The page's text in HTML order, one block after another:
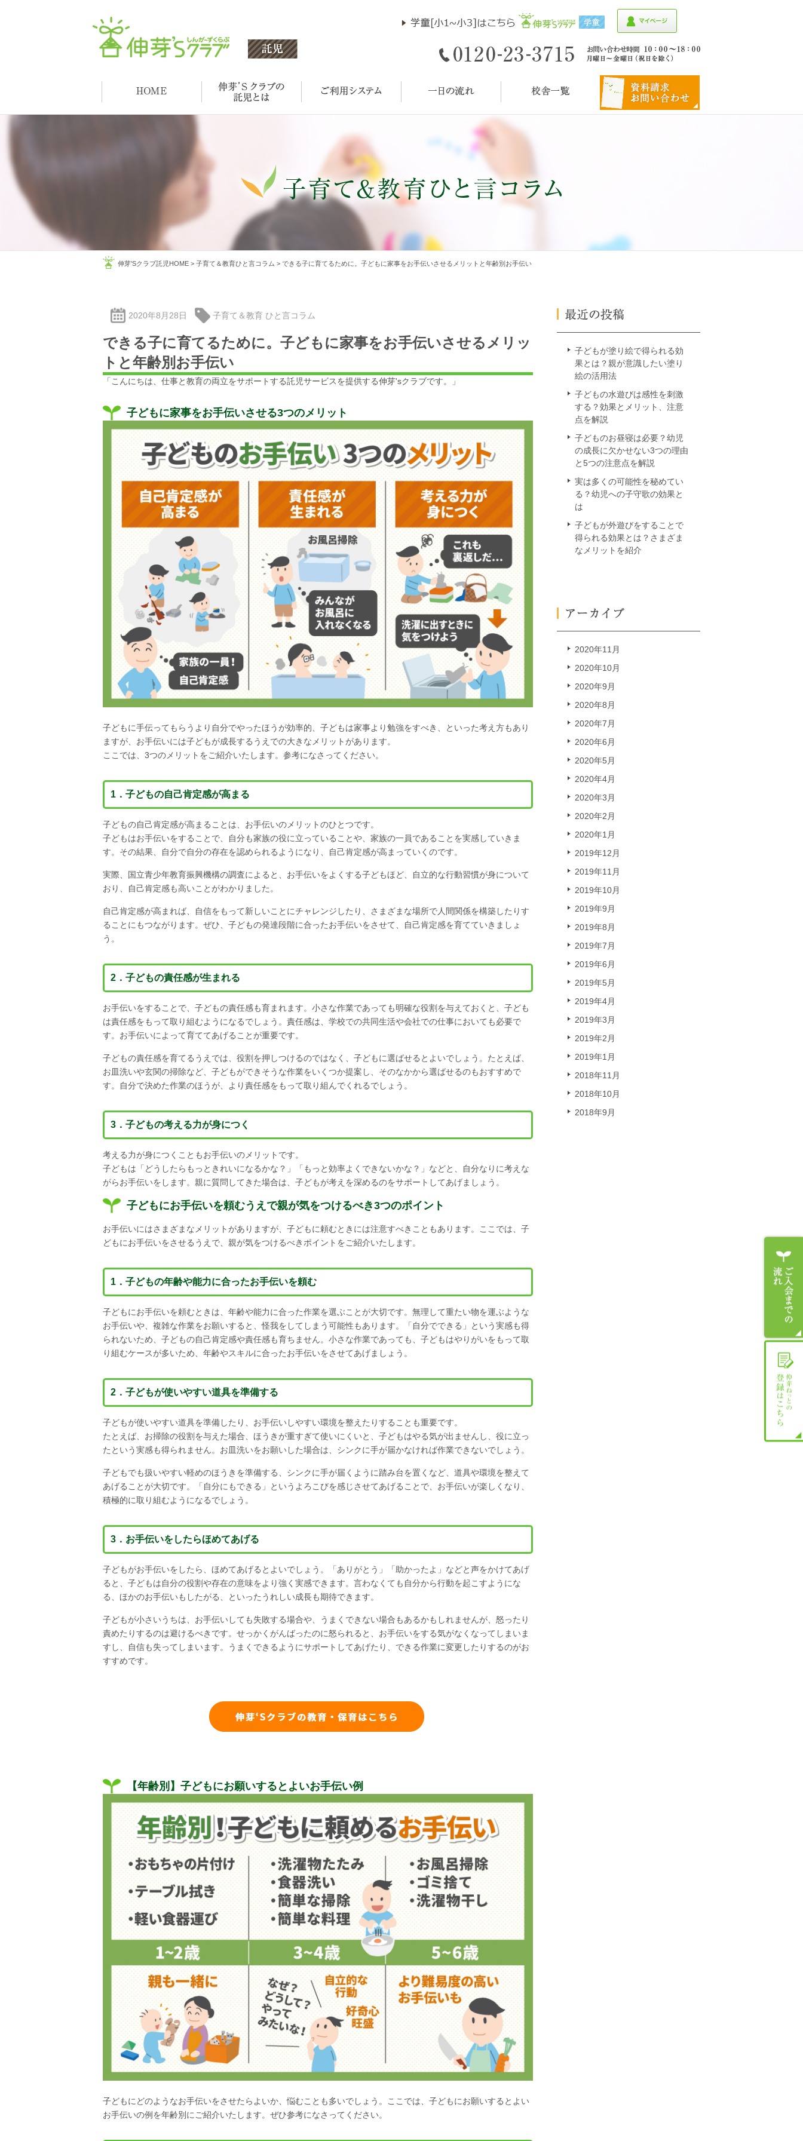
伸芽'Sクラブ託児HOME > 子育て＆教育ひと言コラム > できる子に育てるために。子どもに家事をお手伝いさせるメリットと年齢別お手伝い
2020年8月28日 子育て＆教育 ひと言コラム
できる子に育てるために。子どもに家事をお手伝いさせるメリッ
トと年齢別お手伝い
「こんにちは、 仕事と教育の両立をサポートする託児サービスを提供する伸芽'sクラブです。」
子どもに家事をお手伝いさせる3つのメリット
子どもに手伝ってもらうより自分でやったほうが効率的、子どもは家事より勉強をすべき、といった考え方もあり
ますが、お手伝いには子どもが成長するうえでの大きなメリットがあります。
ここでは、3つのメリットをご紹介いたします。参考になさってください。
1．子どもの自己肯定感が高まる
子どもの自己肯定感が高まることは、お手伝いのメリットのひとつです。
子どもはお手伝いをすることで、自分も家族の役に立っていることや、家族の一員であることを実感していきま
す。その結果、自分で自分の存在を認められるようになり、自己肯定感が高まっていくのです。
実際、国立青少年教育振興機構の調査によると、お手伝いをよくする子どもほど、自立的な行動習慣が身について
おり、自己肯定感も高いことがわかりました。
自己肯定感が高まれば、自信をもって新しいことにチャレンジしたり、さまざまな場所で人間関係を構築したりす
ることにもつながります。ぜひ、子どもの発達段階に合ったお手伝いをさせて、自己肯定感を育てていきましょ
う。
2．子どもの責任感が生まれる
お手伝いをすることで、子どもの責任感も育まれます。小さな作業であっても明確な役割を与えておくと、子ども
は責任感をもって取り組むようになるでしょう。責任感は、学校での共同生活や会社での仕事においても必要で
す。お手伝いによって育ててあげることが重要です。
子どもの責任感を育てるうえでは、役割を押しつけるのではなく、子どもに選ばせるとよいでしょう。たとえば、
お皿洗いや玄関の掃除など、子どもができそうな作業をいくつか提案し、そのなかから選ばせるのもおすすめで
す。自分で決めた作業のほうが、より責任感をもって取り組んでくれるでしょう。
3．子どもの考える力が身につく
考える力が身につくこともお手伝いのメリットです。
子どもは「どうしたらもっときれいになるかな？」「もっと効率よくできないかな？」などと、自分なりに考えな
がらお手伝いをします。親に質問してきた場合は、子どもが考えを深めるのをサポートしてあげましょう。
子どもにお手伝いを頼むうえで親が気をつけるべき3つのポイント
お手伝いにはさまざまなメリットがありますが、子どもに頼むときには注意すべきこともあります。ここでは、子
どもにお手伝いをさせるうえで、親が気をつけるべきポイントをご紹介いたします。
1．子どもの年齢や能力に合ったお手伝いを頼む
子どもにお手伝いを頼むときは、年齢や能力に合った作業を選ぶことが大切です。無理して重たい物を運ぶような
お手伝いや、複雑な作業をお願いすると、怪我をしてしまう可能性もあります。「自分でできる」という実感も得
られないため、子どもの自己肯定感や責任感も育ちません。小さな作業であっても、子どもはやりがいをもって取
り組むケースが多いため、年齢やスキルに合ったお手伝いをさせてあげましょう。
2．子どもが使いやすい道具を準備する
子どもが使いやすい道具を準備したり、お手伝いしやすい環境を整えたりすることも重要です。
たとえば、お掃除の役割を与えた場合、ほうきが重すぎて使いにくいと、子どもはやる気が出ませんし、役に立っ
たという実感も得られません。お皿洗いをお願いした場合は、シンクに手が届かなければ作業できないでしょう。
子どもでも扱いやすい軽めのほうきを準備する、シンクに手が届くように踏み台を置くなど、道具や環境を整えて
あげることが大切です。「自分にもできる」というよろこびを感じさせてあげることで、お手伝いが楽しくなり、
積極的に取り組むようになるでしょう。
3．お手伝いをしたらほめてあげる
子どもがお手伝いをしたら、ほめてあげるとよいでしょう。「ありがとう」「助かったよ」などと声をかけてあげ
ると、子どもは自分の役割や存在の意味をより強く実感できます。言わなくても自分から行動を起こすようにな
る、ほかのお手伝いもしたがる、といったうれしい成長も期待できます。
子どもが小さいうちは、お手伝いしても失敗する場合や、うまくできない場合もあるかもしれませんが、怒ったり
責めたりするのは避けるべきです。せっかくがんばったのに怒られると、お手伝いをする気がなくなってしまいま
すし、自信も失ってしまいます。うまくできるようにサポートしてあげたり、できる作業に変更したりするのがお
すすめです。
【年齢別】子どもにお願いするとよいお手伝い例
子どもにどのようなお手伝いをさせたらよいか、悩むことも多いでしょう。ここでは、子どもにお願いするとよい
お手伝いの例を年齢別にご紹介いたします。ぜひ参考になさってください。
子どもが塗り絵で得られる効
果とは？親が意識したい塗り
絵の活用法
子どもの水遊びは感性を刺激
する？効果とメリット、注意
点を解説
子どものお昼寝は必要？幼児
の成長に欠かせない3つの理由
と5つの注意点を解説
実は多くの可能性を秘めてい
る？幼児への子守歌の効果と
は
子どもが外遊びをすることで
得られる効果とは？さまざま
なメリットを紹介
2020年11月
2020年10月
2020年9月
2020年8月
2020年7月
2020年6月
2020年5月
2020年4月
2020年3月
2020年2月
2020年1月
2019年12月
2019年11月
2019年10月
2019年9月
2019年8月
2019年7月
2019年6月
2019年5月
2019年4月
2019年3月
2019年2月
2019年1月
2018年11月
2018年10月
2018年9月